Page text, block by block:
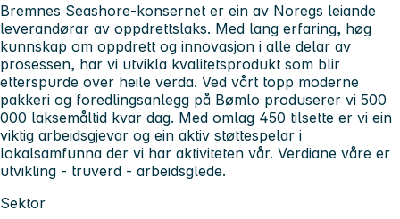
Bremnes Seashore-konsernet er ein av Noregs leiande
leverandørar av oppdrettslaks. Med lang erfaring, høg
kunnskap om oppdrett og innovasjon i alle delar av
prosessen, har vi utvikla kvalitetsprodukt som blir
etterspurde over heile verda. Ved vårt topp moderne
pakkeri og foredlingsanlegg på Bømlo produserer vi 500
000 laksemåltid kvar dag. Med omlag 450 tilsette er vi ein
viktig arbeidsgjevar og ein aktiv støttespelar i
lokalsamfunna der vi har aktiviteten vår. Verdiane våre er
utvikling - truverd - arbeidsglede.
Sektor